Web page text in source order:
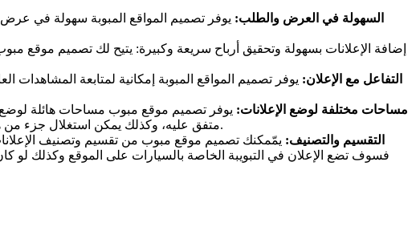
السهولة في العرض والطلب: يوفر تصميم المواقع المبوبة سهولة في
إضافة الإعلانات بسهولة وتحقيق أرباح سريعة وكبيرة: يتيح لك تصميم موقع
التفاعل مع الإعلان: يوفر تصميم المواقع المبوبة إمكانية لمتابعة
مساحات مختلفة لوضع الإعلانات: يوفر تصميم موقع مبوب مساحات هائلة لوضع
متفق عليه، وكذلك يمكن استغلال جزء من هذه المساحات الإعلامية على الموقع لصالح شركة بعينها على سبيل المثال شركة جوجل وغيرها للتوسع أكثر وزيادة الأرباح.
التقسيم والتصنيف: يمّمكنك تصميم موقع مبوب من تقسيم وتصنيف
فسوف تضع الإعلان في التبويبة الخاصة بالسيارات على الموقع وكذلك